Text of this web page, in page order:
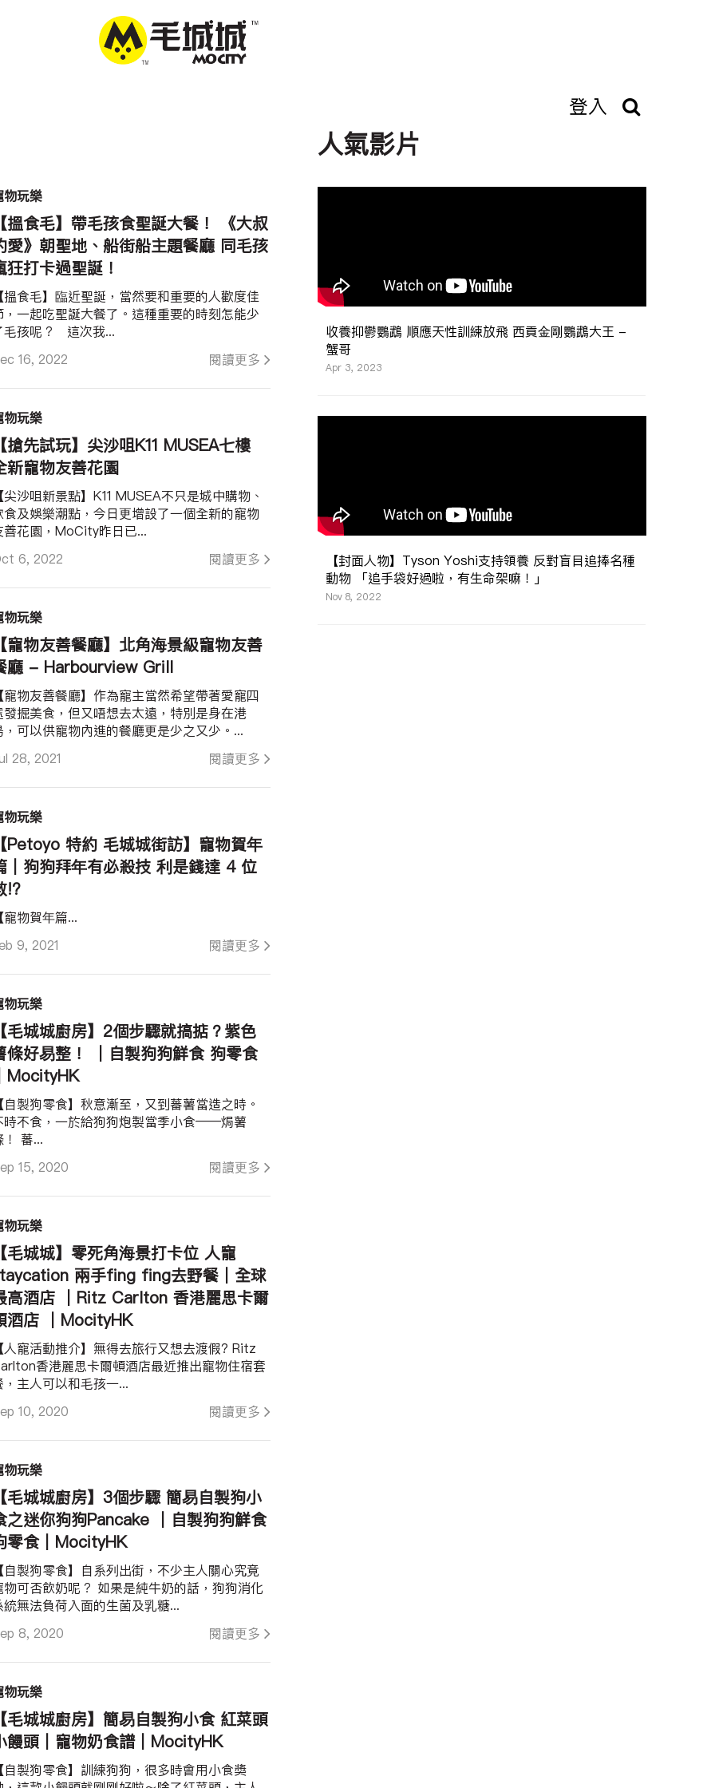
登入
物玩樂
搵食毛】帶毛孩食聖誕大餐！ 《大叔
愛》朝聖地、船街船主題餐廳 同毛孩
狂打卡過聖誕！
16, 2022 閱讀更多
搵食毛】臨近聖誕，當然要和重要的人歡度佳
，一起吃聖誕大餐了。這種重要的時刻怎能少
毛孩呢？ 這次我...
物玩樂
搶先試玩】尖沙咀K11 MUSEA七樓
新寵物友善花園
6, 2022 閱讀更多
尖沙咀新景點】K11 MUSEA不只是城中購物、
食及娛樂潮點，今日更增設了一個全新的寵物
善花園，MoCity昨日已...
物玩樂
寵物友善餐廳】北角海景級寵物友善
廳 - Harbourview Grill
28, 2021 閱讀更多
寵物友善餐廳】作為寵主當然希望帶著愛寵四
發掘美食，但又唔想去太遠，特別是身在港
，可以供寵物內進的餐廳更是少之又少。...
物玩樂
Petoyo 特約 毛城城街訪】寵物賀年
｜狗狗拜年有必殺技 利是錢達 4 位
!?
9, 2021 閱讀更多
寵物賀年篇...
物玩樂
毛城城廚房】2個步驟就搞掂？紫色
條好易整！ ︱自製狗狗鮮食 狗零食
MocityHK
15, 2020 閱讀更多
自製狗零食】秋意漸至，又到蕃薯當造之時。
時不食，一於給狗狗炮製當季小食——焗薯
條！ 蕃...
物玩樂
毛城城】零死角海景打卡位 人寵
兩手fing fing去野餐｜全球
高酒店 ｜Ritz Carlton 香港麗思卡爾
酒店 ｜MocityHK
10, 2020 閱讀更多
人寵活動推介】無得去旅行又想去渡假? Ritz
香港麗思卡爾頓酒店最近推出寵物住宿套
，主人可以和毛孩一...
物玩樂
毛城城廚房】3個步驟 簡易自製狗小
之迷你狗狗Pancake ︱自製狗狗鮮食
零食｜MocityHK
8, 2020 閱讀更多
自製狗零食】自系列出街，不少主人關心究竟
否飲奶呢？ 如果是純牛奶的話，狗狗消化
統無法負荷入面的生菌及乳糖...
物玩樂
毛城城廚房】簡易自製狗小食 紅菜頭
饅頭｜寵物奶食譜｜MocityHK
自製狗零食】訓練狗狗，很多時會用小食獎
人氣影片
收養抑鬱鸚鵡 順應天性訓練放飛 西貢金剛鸚鵡大王 -
蟹哥
Apr 3, 2023
【封面人物】Tyson Yoshi支持領養 反對盲目追捧名種
動物 「追手袋好過啦，有生命架嘛！」
Nov 8, 2022